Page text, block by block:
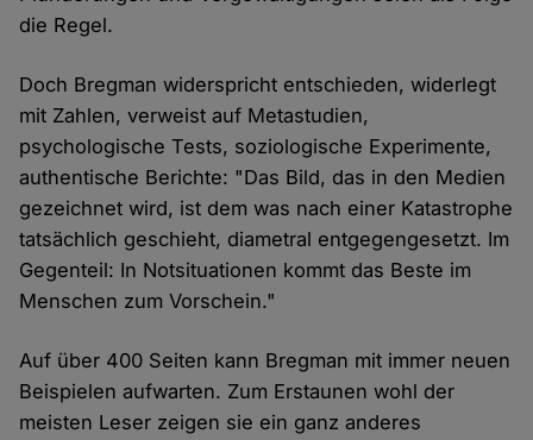
die Regel.
Doch Bregman widerspricht entschieden, widerlegt
mit Zahlen, verweist auf Metastudien,
psychologische Tests, soziologische Experimente,
authentische Berichte: "Das Bild, das in den Medien
gezeichnet wird, ist dem was nach einer Katastrophe
tatsächlich geschieht, diametral entgegengesetzt. Im
Gegenteil: In Notsituationen kommt das Beste im
Menschen zum Vorschein."
Auf über 400 Seiten kann Bregman mit immer neuen
Beispielen aufwarten. Zum Erstaunen wohl der
meisten Leser zeigen sie ein ganz anderes